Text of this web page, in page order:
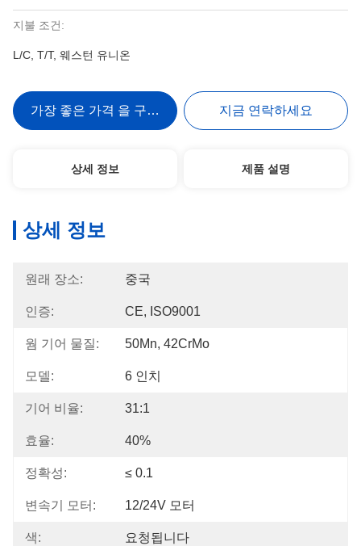
지불 조건:
L/C, T/T, 웨스턴 유니온
가장 좋은 가격 을 구하라 지금 연락하세요
상세 정보 제품 설명
상세 정보
원래 장소: 중국
인증: CE, ISO9001
웜 기어 물질: 50Mn, 42CrMo
모델: 6 인치
기어 비율: 31:1
효율: 40%
정확성: ≤ 0.1
변속기 모터: 12/24V 모터
색: 요청됩니다